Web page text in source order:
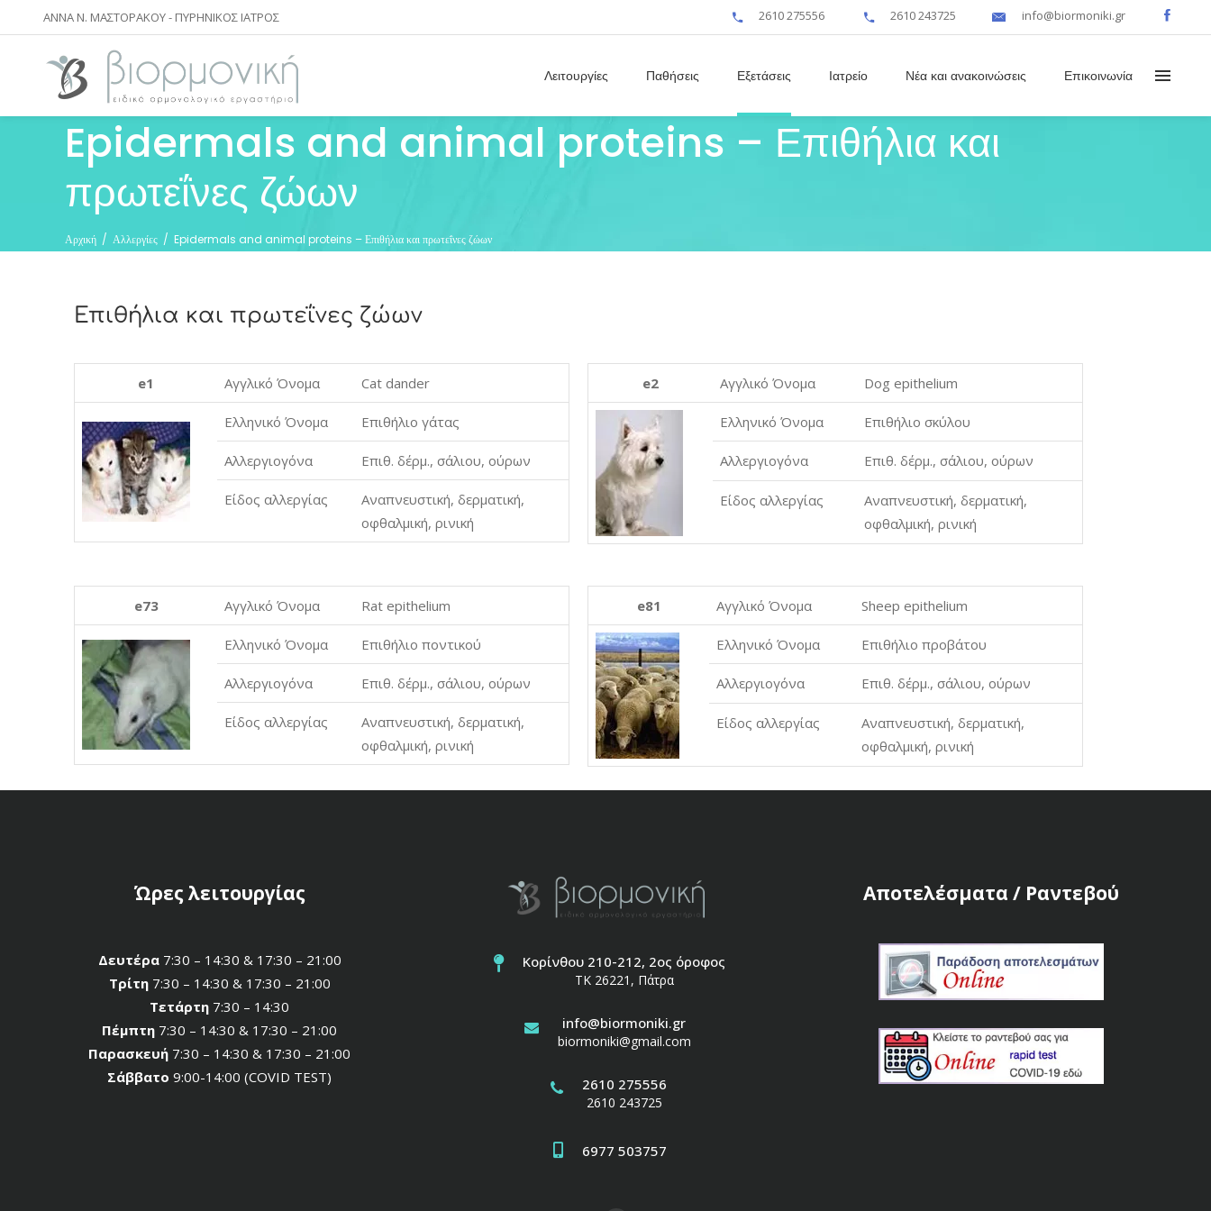
ΑΝΝΑ Ν. ΜΑΣΤΟΡΑΚΟΥ - ΠΥΡΗΝΙΚΟΣ ΙΑΤΡΟΣ 2610 275556 2610 243725 info@biormoniki.gr
Λειτουργίες Παθήσεις Εξετάσεις Ιατρείο Νέα και ανακοινώσεις Επικοινωνία
Epidermals and animal proteins – Επιθήλια και
πρωτεΐνες ζώων
Αρχική / Αλλεργίες / Epidermals and animal proteins – Επιθήλια και πρωτεΐνες ζώων
Επιθήλια και πρωτεΐνες ζώων
e1 Αγγλικό Όνομα Cat dander
Ελληνικό Όνομα Επιθήλιο γάτας
Αλλεργιογόνα Επιθ. δέρμ., σάλιου, ούρων
Είδος αλλεργίας
Αναπνευστική, δερματική,
οφθαλμική, ρινική
e2 Αγγλικό Όνομα Dog epithelium
Ελληνικό Όνομα Επιθήλιο σκύλου
Αλλεργιογόνα Επιθ. δέρμ., σάλιου, ούρων
Είδος αλλεργίας
Αναπνευστική, δερματική,
οφθαλμική, ρινική
e73 Αγγλικό Όνομα Rat epithelium
Ελληνικό Όνομα Επιθήλιο ποντικού
Αλλεργιογόνα Επιθ. δέρμ., σάλιου, ούρων
Είδος αλλεργίας
Αναπνευστική, δερματική,
οφθαλμική, ρινική
e81 Αγγλικό Όνομα Sheep epithelium
Ελληνικό Όνομα Επιθήλιο προβάτου
Αλλεργιογόνα Επιθ. δέρμ., σάλιου, ούρων
Είδος αλλεργίας
Αναπνευστική, δερματική,
οφθαλμική, ρινική
Ώρες λειτουργίας
Δευτέρα7:30 – 14:30 & 17:30 – 21:00
Τρίτη7:30 – 14:30 & 17:30 – 21:00
Τετάρτη 7:30 – 14:30
Πέμπτη 7:30 – 14:30 & 17:30 – 21:00
Παρασκευή 7:30 – 14:30 & 17:30 – 21:00
Σάββατο 9:00-14:00 (COVID TEST)
Κορίνθου 210-212, 2ος όροφος
ΤΚ 26221, Πάτρα
info@biormoniki.gr
biormoniki@gmail.com
2610 275556
2610 243725
6977 503757
Αποτελέσματα / Ραντεβού